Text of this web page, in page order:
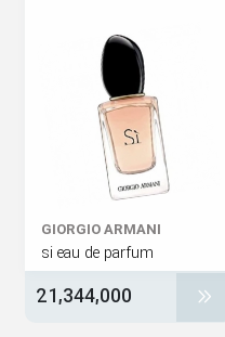
GIORGIO ARMANI
si eau de parfum
21,344,000